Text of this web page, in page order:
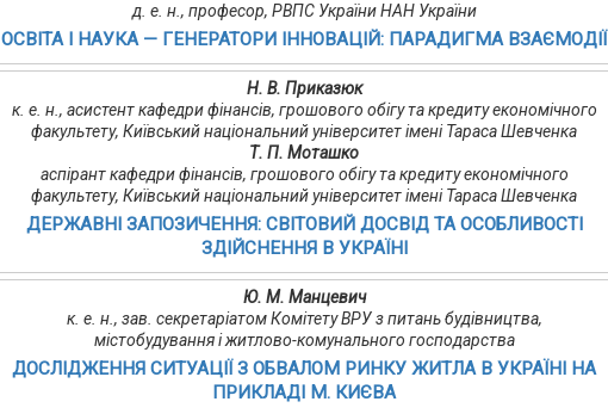
д. е. н., професор, РВПС України НАН України
ОСВІТА І НАУКА — ГЕНЕРАТОРИ ІННОВАЦІЙ: ПАРАДИГМА ВЗАЄМОДІЇ
Н. В. Приказюк
к. е. н., асистент кафедри фінансів, грошового обігу та кредиту економічного
факультету, Київський національний університет імені Тараса Шевченка
Т. П. Моташко
аспірант кафедри фінансів, грошового обігу та кредиту економічного
факультету, Київський національний університет імені Тараса Шевченка
ДЕРЖАВНІ ЗАПОЗИЧЕННЯ: СВІТОВИЙ ДОСВІД ТА ОСОБЛИВОСТІ
ЗДІЙСНЕННЯ В УКРАЇНІ
Ю. М. Манцевич
к. е. н., зав. секретаріатом Комітету ВРУ з питань будівництва,
містобудування і житлово-комунального господарства
ДОСЛІДЖЕННЯ СИТУАЦІЇ З ОБВАЛОМ РИНКУ ЖИТЛА В УКРАЇНІ НА
ПРИКЛАДІ М. КИЄВА